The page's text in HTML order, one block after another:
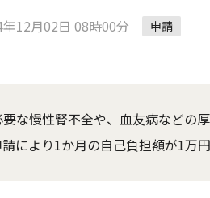
12月02日 08時00分 申請
な慢性腎不全や、血友病などの
により1か月の自己負担額が1万